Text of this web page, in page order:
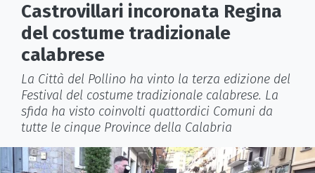
Castrovillari incoronata Regina
del costume tradizionale
calabrese
La Città del Pollino ha vinto la terza edizione del
Festival del costume tradizionale calabrese. La
sfida ha visto coinvolti quattordici Comuni da
tutte le cinque Province della Calabria